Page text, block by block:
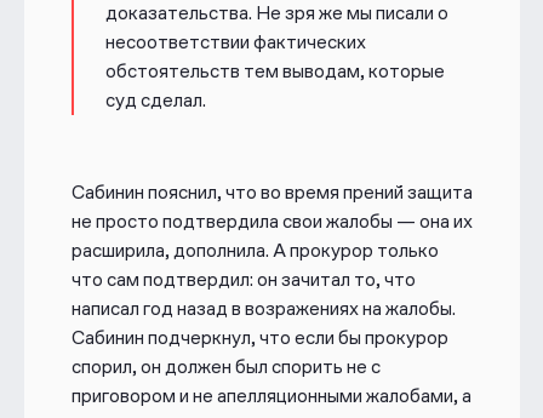
доказательства. Не зря же мы писали о
несоответствии фактических
обстоятельств тем выводам, которые
суд сделал.
Сабинин пояснил, что во время прений защита
не просто подтвердила свои жалобы — она их
расширила, дополнила. А прокурор только
что сам подтвердил: он зачитал то, что
написал год назад в возражениях на жалобы.
Сабинин подчеркнул, что если бы прокурор
спорил, он должен был спорить не с
приговором и не апелляционными жалобами, а